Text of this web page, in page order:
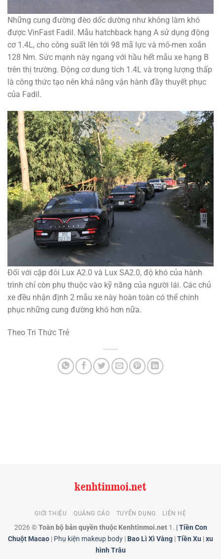
Những cung đường đèo dốc dường như không làm khó
được VinFast Fadil. Mẫu hatchback hạng A sử dụng động
cơ 1.4L, cho công suất lên tới 98 mã lực và mô-men xoắn
128 Nm. Sức mạnh này ngang với hầu hết mẫu xe hạng B
trên thị trường. Động cơ dung tích 1.4L và trọng lượng thấp
là công thức tạo nên khả năng vận hành đầy thuyết phục
của Fadil.
Đối với cặp đôi Lux A2.0 và Lux SA2.0, độ khó của hành
trình chỉ còn phụ thuộc vào kỹ năng của người lái. Các chủ
xe đều nhận định 2 mẫu xe này hoàn toàn có thể chinh
phục những cung đường khó hơn nữa.
Theo Tri Thức Trẻ
GIỚI THIỆU QUẢNG CÁO TUYỂN DỤNG LIÊN HỆ
2026 ©Toàn bộ bản quyền thuộc Kenhtinmoi.net1. |Tiền Con
Chuột Macao | Phụ kiện makeup body | Bao Lì Xì Vàng |Tiền Xu |xu
hình Trâu